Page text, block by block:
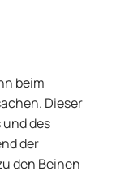
beim
Dieser
des
der
den Beinen